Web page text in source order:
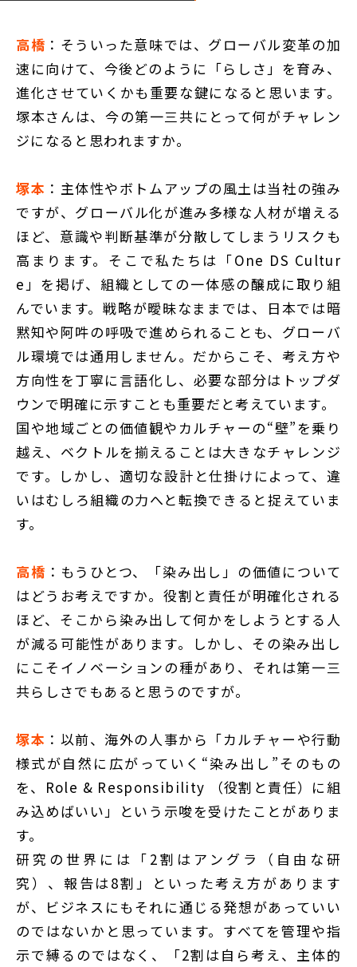
高橋 ：そういった意味では、グローバル変革の加
速に向けて、今後どのように「らしさ」を育み、
進化させていくかも重要な鍵になると思います。
塚本さんは、今の第一三共にとって何がチャレン
ジになると思われますか。
塚本 ：主体性やボトムアップの風土は当社の強み
ですが、グローバル化が進み多様な人材が増える
ほど、意識や判断基準が分散してしまうリスクも
高まります。そこで私たちは「One DS Cultur
e」を掲げ、組織としての一体感の醸成に取り組
んでいます。戦略が曖昧なままでは、日本では暗
黙知や阿吽の呼吸で進められることも、グローバ
ル環境では通用しません。だからこそ、考え方や
方向性を丁寧に言語化し、必要な部分はトップダ
ウンで明確に示すことも重要だと考えています。
国や地域ごとの価値観やカルチャーの“壁”を乗り
越え、ベクトルを揃えることは大きなチャレンジ
です。しかし、適切な設計と仕掛けによって、違
いはむしろ組織の力へと転換できると捉えていま
す。
高橋 ：もうひとつ、「染み出し」の価値について
はどうお考えですか。役割と責任が明確化される
ほど、そこから染み出して何かをしようとする人
が減る可能性があります。しかし、その染み出し
にこそイノベーションの種があり、それは第一三
共らしさでもあると思うのですが。
塚本 ：以前、海外の人事から「カルチャーや行動
様式が自然に広がっていく“染み出し”そのもの
を、Role & Responsibility （役割と責任）に組
み込めばいい」という示唆を受けたことがありま
す。
研究の世界には「2割はアングラ（自由な研
究）、報告は8割」といった考え方があります
が、ビジネスにもそれに通じる発想があっていい
のではないかと思っています。すべてを管理や指
示で縛るのではなく、「2割は自ら考え、主体的